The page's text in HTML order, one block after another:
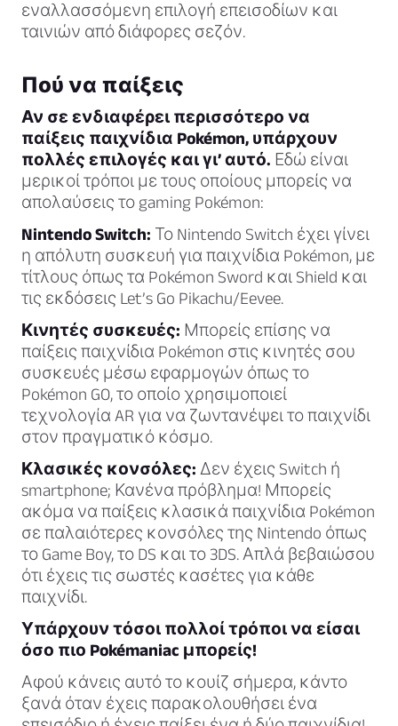
εναλλασσόμενη επιλογή επεισοδίων και
ταινιών από διάφορες σεζόν.
Πού να παίξεις
Αν σε ενδιαφέρει περισσότερο να
παίξεις παιχνίδια Pokémon, υπάρχουν
πολλές επιλογές και γι’ αυτό. Εδώ είναι
μερικοί τρόποι με τους οποίους μπορείς να
απολαύσεις το gaming Pokémon:
Nintendo Switch: Το Nintendo Switch έχει γίνει
η απόλυτη συσκευή για παιχνίδια Pokémon, με
τίτλους όπως τα Pokémon Sword και Shield και
τις εκδόσεις Let’s Go Pikachu/Eevee.
Κινητές συσκευές: Μπορείς επίσης να
παίξεις παιχνίδια Pokémon στις κινητές σου
συσκευές μέσω εφαρμογών όπως το
Pokémon GO, το οποίο χρησιμοποιεί
τεχνολογία AR για να ζωντανέψει το παιχνίδι
στον πραγματικό κόσμο.
Κλασικές κονσόλες: Δεν έχεις Switch ή
smartphone; Κανένα πρόβλημα! Μπορείς
ακόμα να παίξεις κλασικά παιχνίδια Pokémon
σε παλαιότερες κονσόλες της Nintendo όπως
το Game Boy, το DS και το 3DS. Απλά βεβαιώσου
ότι έχεις τις σωστές κασέτες για κάθε
παιχνίδι.
Υπάρχουν τόσοι πολλοί τρόποι να είσαι
όσο πιο Pokémaniac μπορείς!
Αφού κάνεις αυτό το κουίζ σήμερα, κάντο
ξανά όταν έχεις παρακολουθήσει ένα